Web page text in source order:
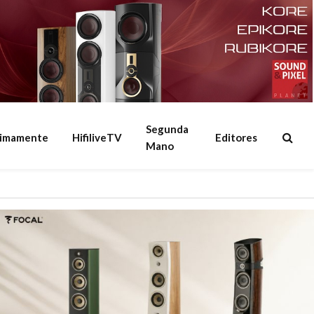
HifiliveTV
Segunda
Mano
Editores